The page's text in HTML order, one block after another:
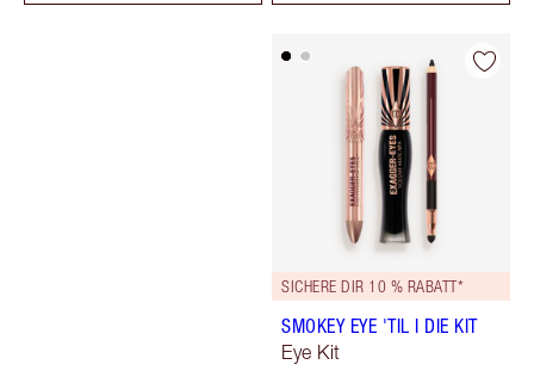
SICHERE DIR 10 % RABATT*
SMOKEY EYE 'TIL I DIE KIT
Eye Kit